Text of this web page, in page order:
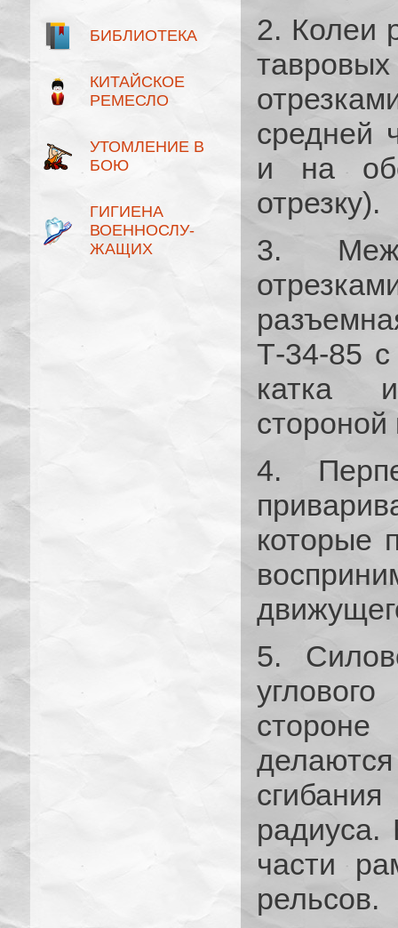
БИБЛИОТЕКА
КИТАЙСКОЕ
РЕМЕСЛО
УТОМЛЕНИЕ В
БОЮ
ГИГИЕНА
ВОЕННОСЛУ­
ЖАЩИХ
2. Колеи
средней
и на
отрезку).
3.
Т-34-85 с
катка
стороной
4.
которые
5.
стороне
радиуса.
части
рельсов.